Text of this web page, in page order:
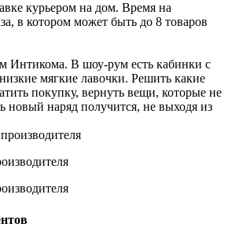
курьером на дом. Время на
в котором может быть до 8 товаров
Интикома. В шоу-рум есть кабинки с
мягкие лавочки. Решить какие
покупку, вернуть вещи, которые не
новый наряд получится, не выходя из